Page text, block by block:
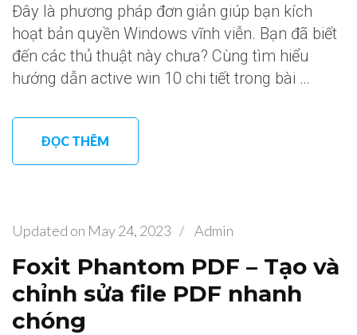
Đây là phương pháp đơn giản giúp bạn kích
hoạt bản quyền Windows vĩnh viễn. Bạn đã biết
đến các thủ thuật này chưa? Cùng tìm hiểu
hướng dẫn active win 10 chi tiết trong bài …
ĐỌC THÊM
Updated on May 24, 2023 / Admin
Foxit Phantom PDF – Tạo và
chỉnh sửa file PDF nhanh
chóng